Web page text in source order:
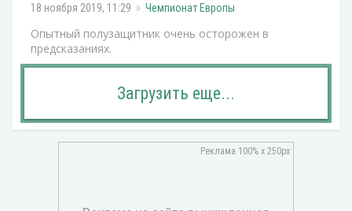
18 ноября 2019, 11:29 Чемпионат Европы
Опытный полузащитник очень осторожен в
предсказаниях.
Загрузить еще...